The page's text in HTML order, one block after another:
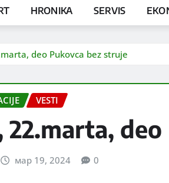
HRONIKA SERVIS
deo Pukovca bez struje
VESTI
22.marta,
мар 19, 2024 0